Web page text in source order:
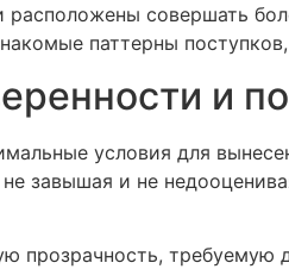
расположены совершать
паттерны
и
условия для
завышая и не
прозрачность, требуемую